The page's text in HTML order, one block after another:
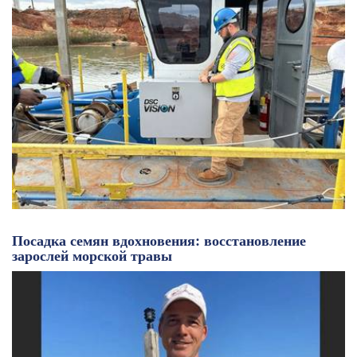
Посадка семян вдохновения: восстановление
зарослей морской травы